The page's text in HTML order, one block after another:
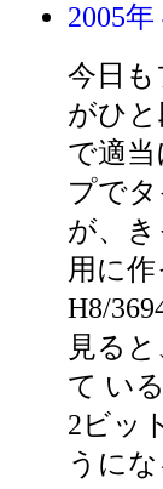
2005
今日
がひ
で適
プで
が、
用に
H8/
見る
て い
2ビッ
うにな